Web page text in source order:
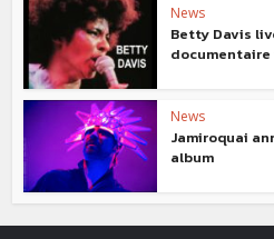
News
Betty Davis
documentaire
News
Jamiroquai
album